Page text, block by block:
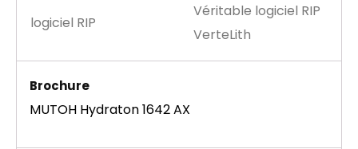
logiciel RIP
Véritable logiciel RIP
VerteLith
Brochure
MUTOH Hydraton 1642 AX